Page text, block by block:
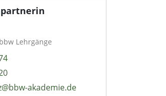
Lehrgänge
akademie.de